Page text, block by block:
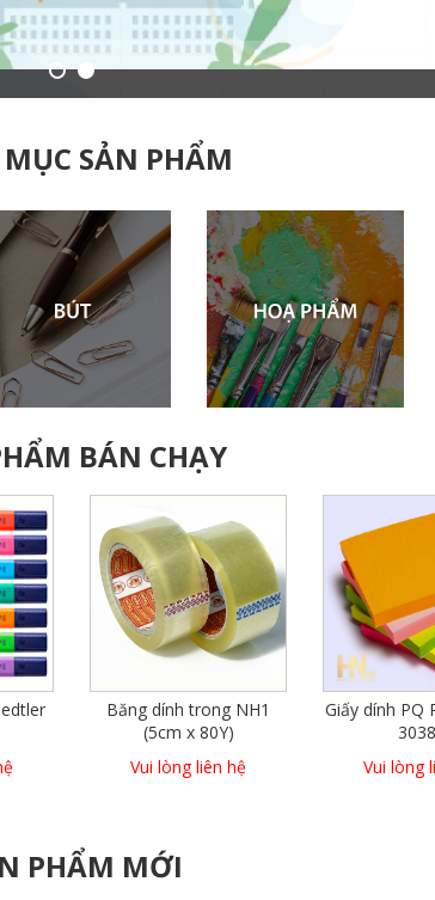
SẢN PHẨM
BÁN CHẠY
Băng dính trong NH1
(5cm x 80Y)
Vui lòng liên hệ
Giấy dính PQ
Vui lòng
PHẨM MỚI